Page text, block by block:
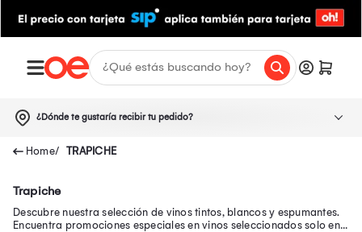
¿Dónde te gustaría recibir tu pedido?
TRAPICHE
Trapiche
Descubre nuestra selección de vinos tintos, blancos y espumantes.
Encuentra promociones especiales en vinos seleccionados solo en